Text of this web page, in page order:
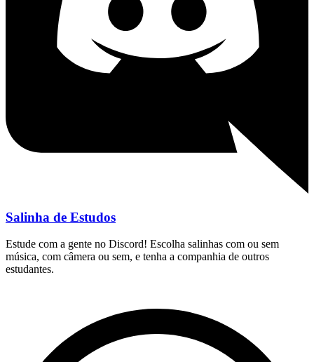
Salinha de Estudos
Estude com a gente no Discord! Escolha salinhas com ou sem
música, com câmera ou sem, e tenha a companhia de outros
estudantes.